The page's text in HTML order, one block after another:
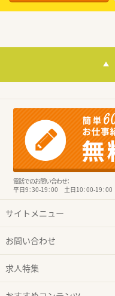
電話でのお問い合わせ：
平日9：30-19：00 土日10：00-19：00
サイトメニュー
お問い合わせ
求人特集